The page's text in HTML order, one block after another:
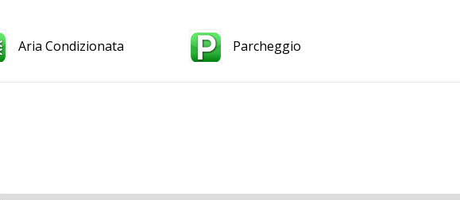
Aria Condizionata Parcheggio